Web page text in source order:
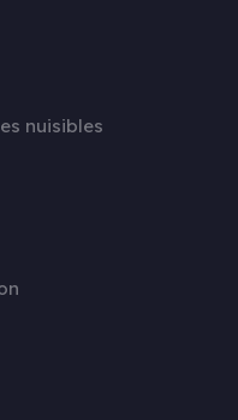
nuisibles